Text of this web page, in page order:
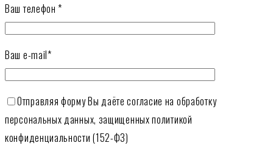
Ваш телефон *
Ваш e-mail*
Отправляя форму Вы даёте согласие на обработку
персональных данных, защищенных политикой
конфиденциальности (152-ФЗ)